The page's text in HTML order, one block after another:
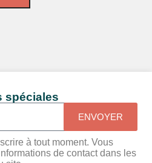
spéciales
à tout moment. Vous
de contact dans les
ENVOYER